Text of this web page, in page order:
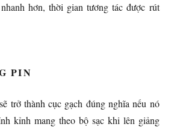
hơn, thời gian tương tác được rút
PIN
trở thành cục gạch đúng nghĩa nếu nó
kỉnh mang theo bộ sạc khi lên giảng